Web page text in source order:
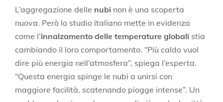
L’aggregazione delle nubi non è una scoperta
nuova. Però lo studio italiano mette in evidenza
come l’innalzamento delle temperature globali stia
cambiando il loro comportamento. “Più caldo vuol
dire più energia nell’atmosfera”, spiega l’esperta.
“Questa energia spinge le nubi a unirsi con
maggiore facilità, scatenando piogge intense”. Un